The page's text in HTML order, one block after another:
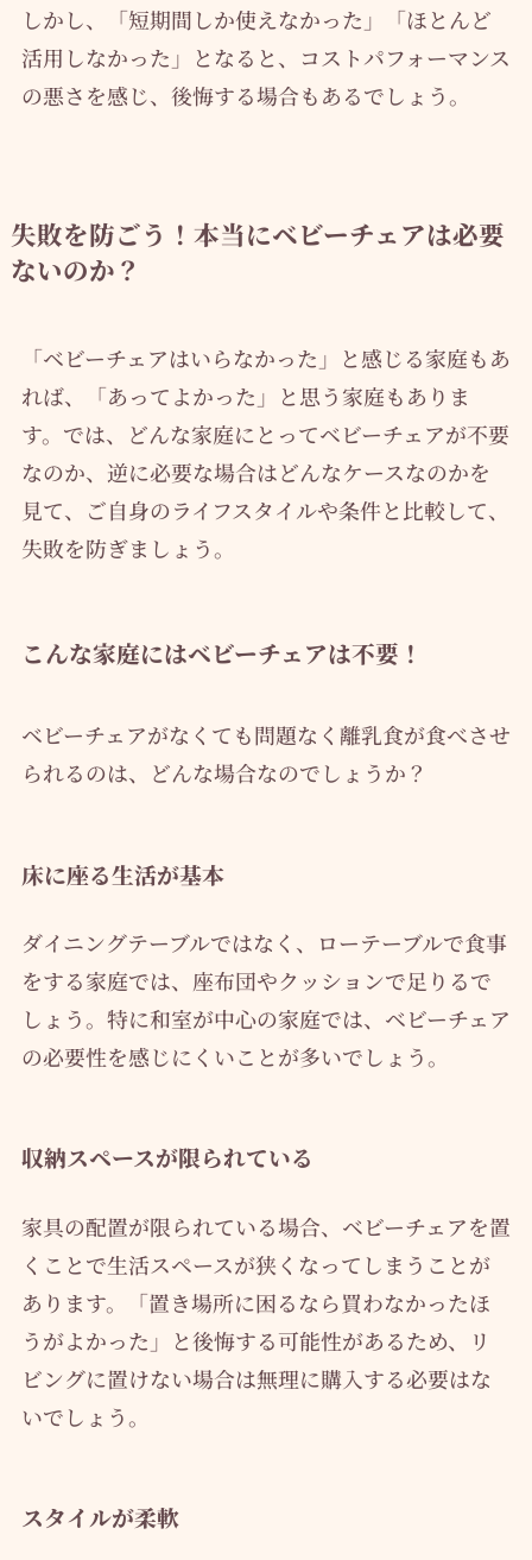
しかし、「短期間しか使えなかった」「ほとんど
活用しなかった」となると、コストパフォーマンス
の悪さを感じ、後悔する場合もあるでしょう。
失敗を防ごう！本当にベビーチェアは必要
ないのか？
「ベビーチェアはいらなかった」と感じる家庭もあ
れば、「あってよかった」と思う家庭もありま
す。では、どんな家庭にとってベビーチェアが不要
なのか、逆に必要な場合はどんなケースなのかを
見て、ご自身のライフスタイルや条件と比較して、
失敗を防ぎましょう。
こんな家庭にはベビーチェアは不要！
ベビーチェアがなくても問題なく離乳食が食べさせ
られるのは、どんな場合なのでしょうか？
床に座る生活が基本
ダイニングテーブルではなく、ローテーブルで食事
をする家庭では、座布団やクッションで足りるで
しょう。特に和室が中心の家庭では、ベビーチェア
の必要性を感じにくいことが多いでしょう。
収納スペースが限られている
家具の配置が限られている場合、ベビーチェアを置
くことで生活スペースが狭くなってしまうことが
あります。「置き場所に困るなら買わなかったほ
うがよかった」と後悔する可能性があるため、リ
ビングに置けない場合は無理に購入する必要はな
いでしょう。
スタイルが柔軟